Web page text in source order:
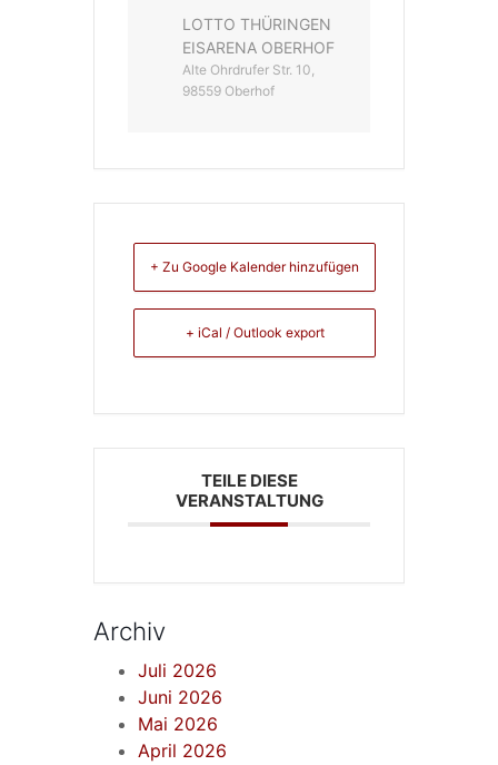
LOTTO THÜRINGEN
EISARENA OBERHOF
Alte Ohrdrufer Str. 10,
98559 Oberhof
+ Zu Google Kalender hinzufügen
+ iCal / Outlook export
TEILE DIESE
VERANSTALTUNG
Archiv
Juli 2026
Juni 2026
Mai 2026
April 2026